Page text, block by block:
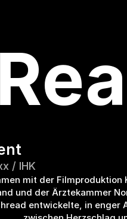
/ IHK
mit der Filmproduktion
und der Ärztekammer
entwickelte, in